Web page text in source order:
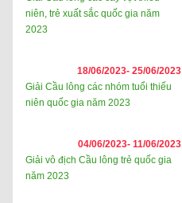
niên, trẻ xuất sắc quốc gia năm
2023
18/06/2023- 25/06/2023
Giải Cầu lông các nhóm tuổi thiếu
niên quốc gia năm 2023
04/06/2023- 11/06/2023
Giải vô địch Cầu lông trẻ quốc gia
năm 2023